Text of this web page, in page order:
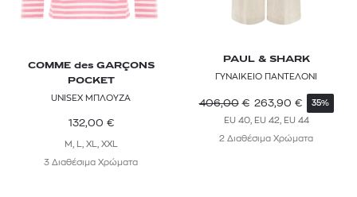
COMME des GARÇONS
POCKET
UNISEX ΜΠΛΟΥΖΑ
132,00 €
M, L, XL, XXL
3 Διαθέσιμα Χρώματα
PAUL & SHARK
ΓΥΝΑΙΚΕΙΟ ΠΑΝΤΕΛΟΝΙ
406,00 € 263,90 € 35%
EU 40, EU 42, EU 44
2 Διαθέσιμα Χρώματα